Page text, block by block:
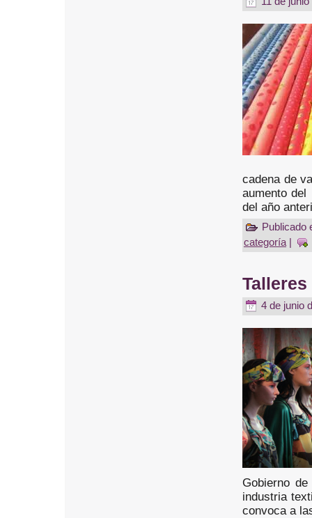
cadena de
aumento
del año
Publicado
categoría |
4 de junio
Gobierno
industria
convoca a